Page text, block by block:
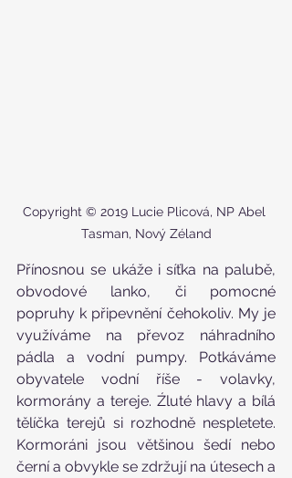
Copyright © 2019 Lucie Plicová, NP Abel
Tasman, Nový Zéland
Přínosnou se ukáže i síťka na palubě,
obvodové lanko, či pomocné
popruhy k připevnění čehokoliv. My je
využíváme na převoz náhradního
pádla a vodní pumpy. Potkáváme
obyvatele vodní říše - volavky,
kormorány a tereje. Źluté hlavy a bílá
tělíčka terejů si rozhodně nespletete.
Kormoráni jsou většinou šedí nebo
černí a obvykle se zdržují na útesech a